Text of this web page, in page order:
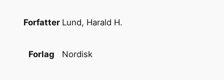
Forfatter Lund, Harald H.
Forlag Nordisk